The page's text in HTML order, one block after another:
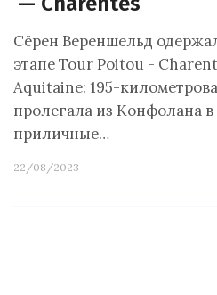
Сёрен Вереншельд
этапе Tour Poitou -
Aquitaine: 195-
пролегала из Конфолана
приличные…
22/08/2023